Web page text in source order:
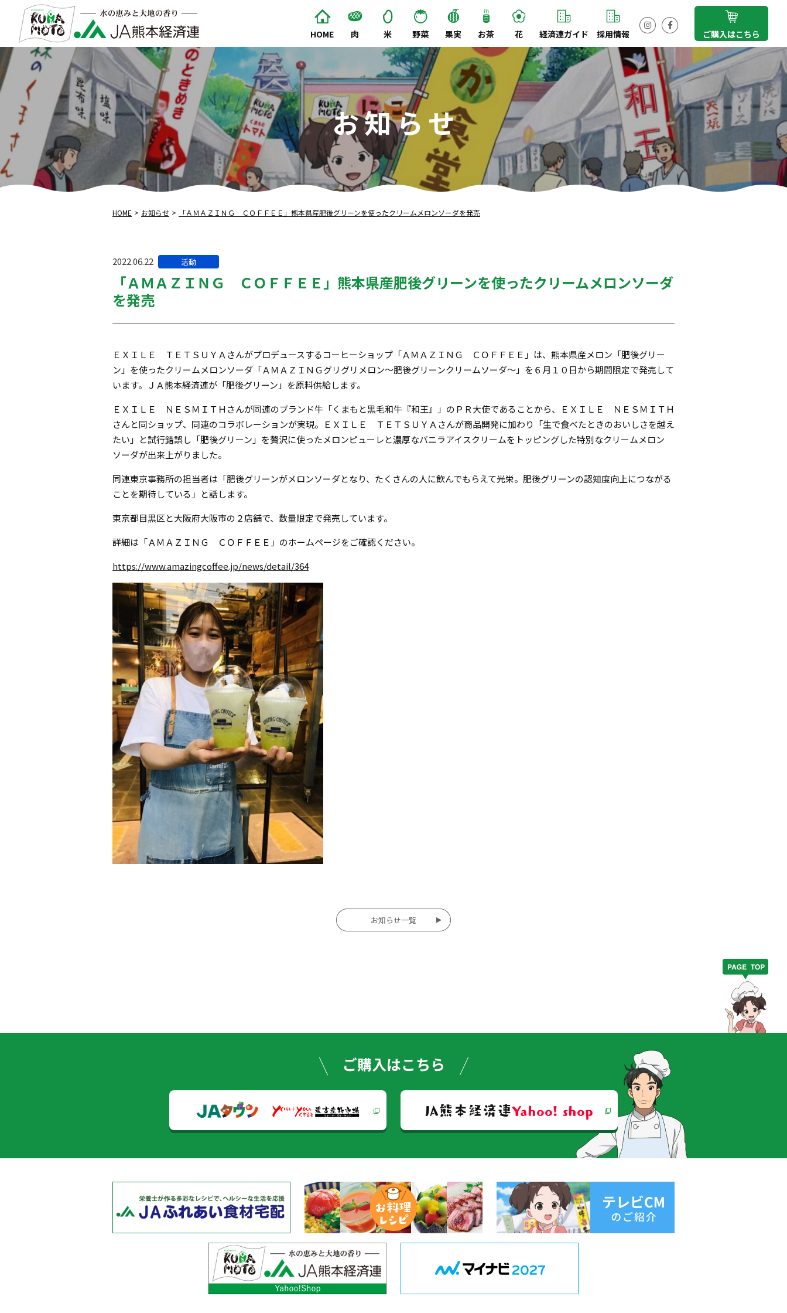
HOME 肉 米 野菜 果実 お茶 花 経済連ガイド 採用情報 ご購入はこちら
InstagramFacebook
お知らせ
HOME お知らせ 「ＡＭＡＺＩＮＧ ＣＯＦＦＥＥ」熊本県産肥後グリーンを使ったクリームメロンソーダを発売
2022.06.22 カ
テ
ゴ
活動
「ＡＭＡＺＩＮＧ ＣＯＦＦＥＥ」熊本県産肥後グリーンを使ったクリームメロンソーダ
を発売
ＥＸＩＬＥ ＴＥＴＳＵＹＡさんがプロデュースするコーヒーショップ「ＡＭＡＺＩＮＧ ＣＯＦＦＥＥ」は、熊本県産メロン「肥後グリー
ン」を使ったクリームメロンソーダ「ＡＭＡＺＩＮＧグリグリメロン～肥後グリーンクリームソーダ～」を６月１０日から期間限定で発売して
います。ＪＡ熊本経済連が「肥後グリーン」を原料供給します。
ＥＸＩＬＥ ＮＥＳＭＩＴＨさんが同連のブランド牛「くまもと黒毛和牛『和王』」のＰＲ大使であることから、ＥＸＩＬＥ ＮＥＳＭＩＴＨ
さんと同ショップ、同連のコラボレーションが実現。ＥＸＩＬＥ ＴＥＴＳＵＹＡさんが商品開発に加わり「生で食べたときのおいしさを越え
たい」と試行錯誤し「肥後グリーン」を贅沢に使ったメロンピューレと濃厚なバニラアイスクリームをトッピングした特別なクリームメロン
ソーダが出来上がりました。
同連東京事務所の担当者は「肥後グリーンがメロンソーダとなり、たくさんの人に飲んでもらえて光栄。肥後グリーンの認知度向上につながる
ことを期待している」と話します。
東京都目黒区と大阪府大阪市の２店舗で、数量限定で発売しています。
詳細は「ＡＭＡＺＩＮＧ ＣＯＦＦＥＥ」のホームページをご確認ください。
https://www.amazingcoffee.jp/news/detail/364
ビ
ゲー
ショ
ン
お知らせ一覧
ご購入はこちら
JA熊本経済連Yahoo! shop